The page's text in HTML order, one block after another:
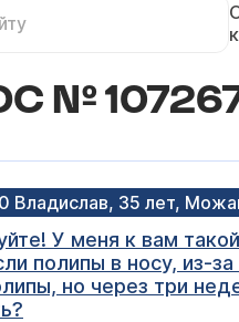
№
Владислав, 35 лет,
У меня к вам
полипы в носу, из-
но через три